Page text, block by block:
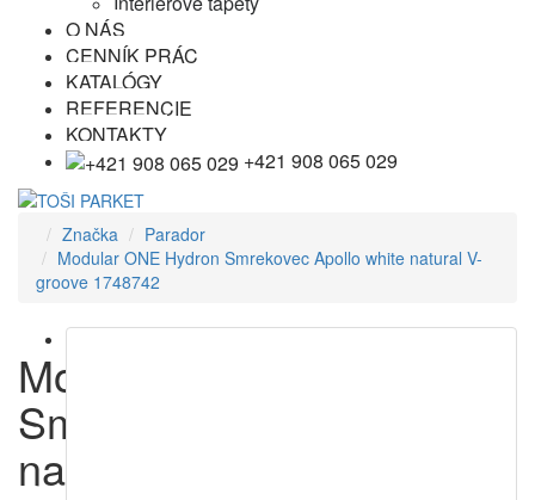
O NÁS
CENNÍK PRÁC
KATALÓGY
REFERENCIE
KONTAKTY
+421 908 065 029
Značka
Parador
Modular ONE Hydron Smrekovec Apollo white natural V-
groove 1748742
Modular ONE Hydron
Smrekovec Apollo white
natural V-groove 1748742